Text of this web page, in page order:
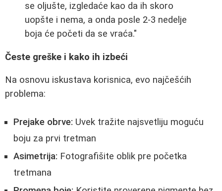
se oljušte, izgledaće kao da ih skoro
uopšte i nema, a onda posle 2-3 nedelje
boja će početi da se vraća."
Česte greške i kako ih izbeći
Na osnovu iskustava korisnica, evo najčešćih
problema:
Prejake obrve: Uvek tražite najsvetliju moguću
boju za prvi tretman
Asimetrija: Fotografišite oblik pre početka
tretmana